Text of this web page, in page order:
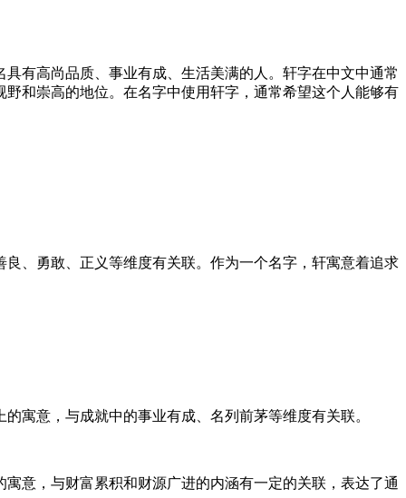
有高尚品质、事业有成、生活美满的人。轩字在中文中通常
和崇高的地位。在名字中使用轩字，通常希望这个人能够有
、勇敢、正义等维度有关联。作为一个名字，轩寓意着追求
寓意，与成就中的事业有成、名列前茅等维度有关联。
意，与财富累积和财源广进的内涵有一定的关联，表达了通